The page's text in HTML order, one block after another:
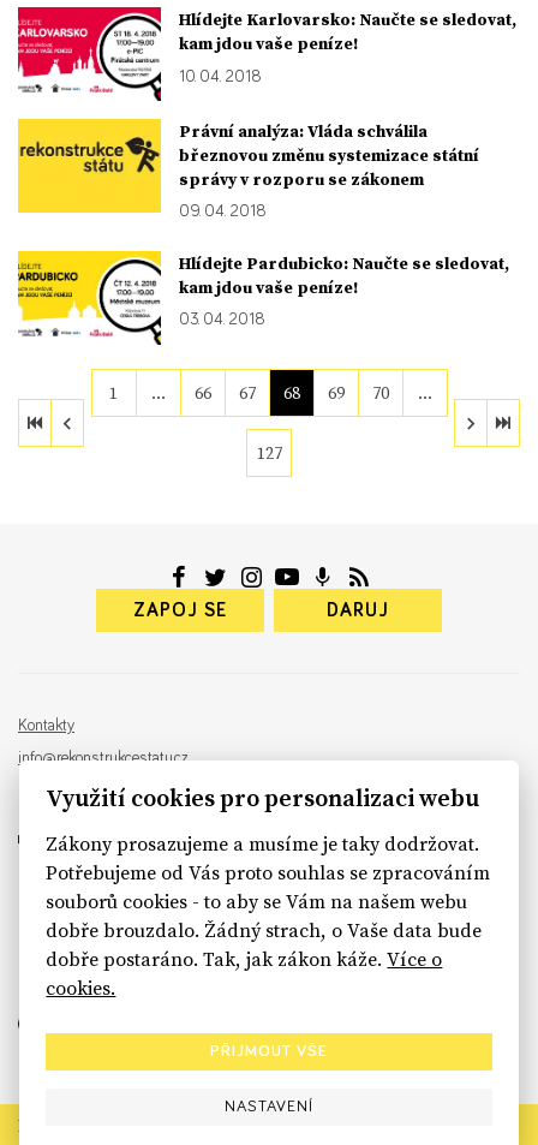
Hlídejte Karlovarsko: Naučte se sledovat,
kam jdou vaše peníze!
10. 04. 2018
Právní analýza: Vláda schválila
březnovou změnu systemizace státní
správy v rozporu se zákonem
09. 04. 2018
Hlídejte Pardubicko: Naučte se sledovat,
kam jdou vaše peníze!
03. 04. 2018
1 … 66 67 68 69 70 …
127
ZAPOJ SE DARUJ
Kontakty
info@rekonstrukcestatu.cz
Návrh a vývoj: Sinfin , ilustrace:
sinfin.digital
Rekonstrukce státu končí. Její členské organizace však dál
Využití cookies pro personalizaci webu
Zákony prosazujeme a musíme je taky dodržovat.
Potřebujeme od Vás proto souhlas se zpracováním
souborů cookies - to aby se Vám na našem webu
dobře brouzdalo. Žádný strach, o Vaše data bude
dobře postaráno. Tak, jak zákon káže.Více o
cookies.
PŘIJMOUT VŠE
NASTAVENÍ